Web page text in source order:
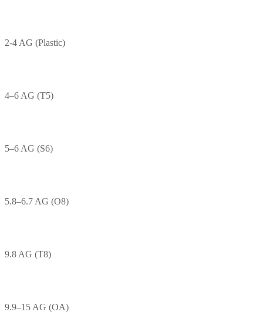
2-4 AG (Plastic)
4–6 AG (T5)
5–6 AG (S6)
5.8–6.7 AG (O8)
9.8 AG (T8)
9.9–15 AG (OA)